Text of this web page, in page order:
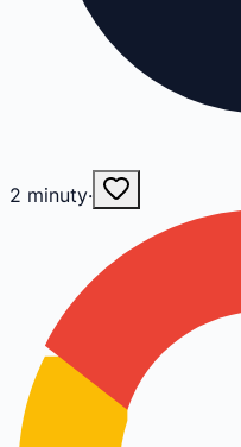
2 minuty·